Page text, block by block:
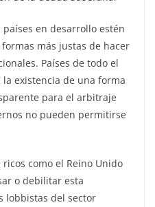
países en desarrollo estén
más justas de hacer
Países de todo el
existencia de una forma
para el arbitraje
no pueden permitirse
como el Reino Unido
o debilitar esta
lobbistas del sector